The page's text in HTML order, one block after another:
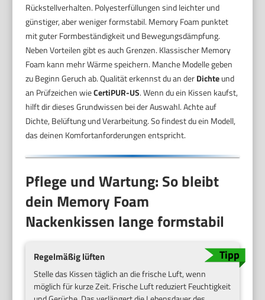
Rückstellverhalten. Polyesterfüllungen sind leichter und
günstiger, aber weniger formstabil. Memory Foam punktet
mit guter Formbeständigkeit und Bewegungsdämpfung.
Neben Vorteilen gibt es auch Grenzen. Klassischer Memory
Foam kann mehr Wärme speichern. Manche Modelle geben
zu Beginn Geruch ab. Qualität erkennst du an derDichteund
an Prüfzeichen wieCertiPUR-US. Wenn du ein Kissen kaufst,
hilft dir dieses Grundwissen bei der Auswahl. Achte auf
Dichte, Belüftung und Verarbeitung. So findest du ein Modell,
das deinen Komfortanforderungen entspricht.
Pflege und Wartung: So bleibt
dein Memory Foam
Nackenkissen lange formstabil
Regelmäßig lüften
Stelle das Kissen täglich an die frische Luft, wenn
möglich für kurze Zeit. Frische Luft reduziert Feuchtigkeit